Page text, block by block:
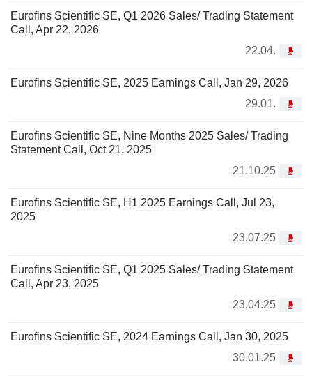
Eurofins Scientific SE, Q1 2026 Sales/ Trading Statement
Call, Apr 22, 2026
22.04.
Eurofins Scientific SE, 2025 Earnings Call, Jan 29, 2026
29.01.
Eurofins Scientific SE, Nine Months 2025 Sales/ Trading
Statement Call, Oct 21, 2025
21.10.25
Eurofins Scientific SE, H1 2025 Earnings Call, Jul 23,
2025
23.07.25
Eurofins Scientific SE, Q1 2025 Sales/ Trading Statement
Call, Apr 23, 2025
23.04.25
Eurofins Scientific SE, 2024 Earnings Call, Jan 30, 2025
30.01.25